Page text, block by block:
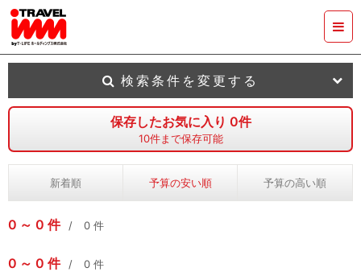
保存したお気に入り 0件
10件まで保存可能
新着順 予算の安い順 予算の高い順
0 0 件 0 件
0 0 件 0 件
検索条件を変更する